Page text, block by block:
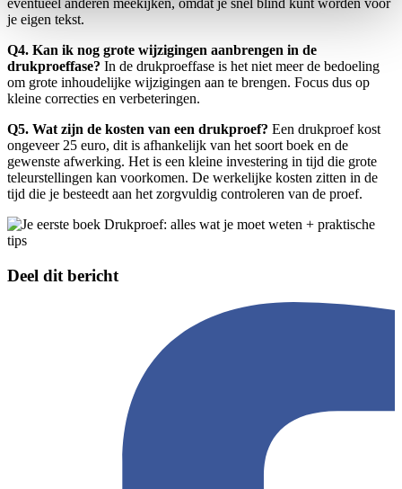
je eigen tekst.
Q4. Kan ik nog grote wijzigingen aanbrengen in de
drukproeffase? In de drukproeffase is het niet meer de bedoeling
om grote inhoudelijke wijzigingen aan te brengen. Focus dus op
kleine correcties en verbeteringen.
Q5. Wat zijn de kosten van een drukproef? Een drukproef kost
ongeveer 25 euro, dit is afhankelijk van het soort boek en de
gewenste afwerking. Het is een kleine investering in tijd die grote
teleurstellingen kan voorkomen. De werkelijke kosten zitten in de
tijd die je besteedt aan het zorgvuldig controleren van de proef.
Deel dit bericht